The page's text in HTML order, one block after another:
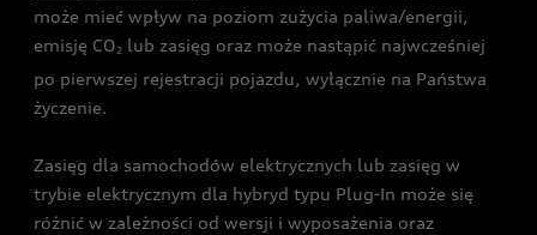
może mieć wpływ na poziom zużycia paliwa/energii,
emisję CO2 lub zasięg oraz może nastąpić najwcześniej
po pierwszej rejestracji pojazdu, wyłącznie na Państwa
życzenie.
Zasięg dla samochodów elektrycznych lub zasięg w
trybie elektrycznym dla hybryd typu Plug-In może się
różnić w zależności od wersji i wyposażenia oraz